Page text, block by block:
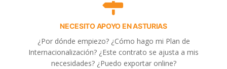
NECESITO APOYO EN ASTURIAS
¿Por dónde empiezo? ¿Cómo hago mi Plan de
Internacionalización? ¿Este contrato se ajusta a mis
necesidades? ¿Puedo exportar online?
Al continuar con la Conversación,
política de privacidad
¿En que te puedo ayudar hoy?